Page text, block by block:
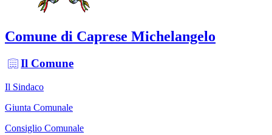
Comune di Caprese Michelangelo
Il Comune
Il Sindaco
Giunta Comunale
Consiglio Comunale